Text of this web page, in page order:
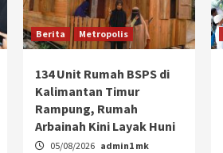
Berita Metropolis
134 Unit Rumah BSPS di
Kalimantan Timur
Rampung, Rumah
Arbainah Kini Layak Huni
05/08/2026 admin1 mk